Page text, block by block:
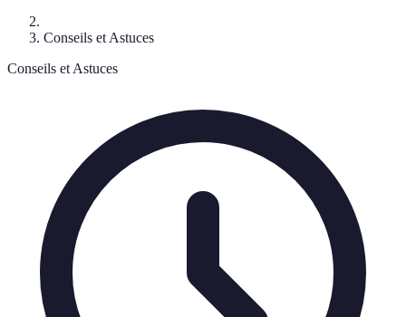
Conseils et Astuces
Conseils et Astuces